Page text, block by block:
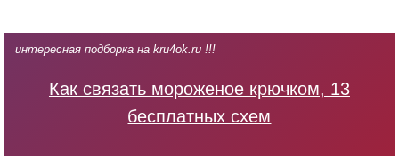
интересная подборка на kru4ok.ru !!!
Как связать мороженое крючком, 13
бесплатных схем